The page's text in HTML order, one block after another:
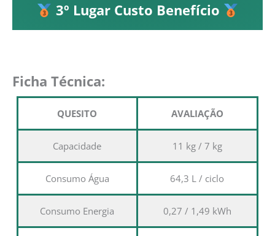
3º Lugar Custo Benefício
Ficha Técnica:
QUESITO AVALIAÇÃO
Capacidade 11 kg / 7 kg
Consumo Água 64,3 L / ciclo
Consumo Energia 0,27 / 1,49 kWh